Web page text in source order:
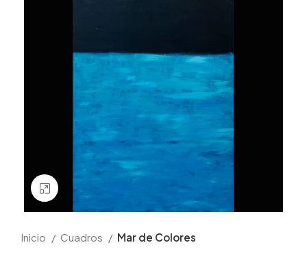
Clic para ampliar
Inicio Cuadros Mar de Colores